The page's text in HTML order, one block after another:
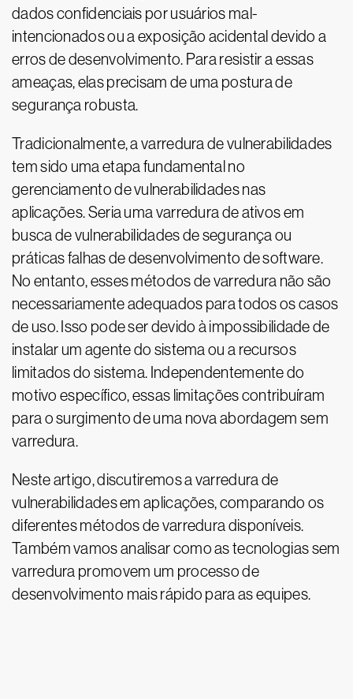
dados confidenciais por usuários mal-
intencionados ou a exposição acidental devido a
erros de desenvolvimento. Para resistir a essas
ameaças, elas precisam de uma postura de
segurança robusta.
Tradicionalmente, a varredura de vulnerabilidades
tem sido uma etapa fundamental no
gerenciamento de vulnerabilidades nas
aplicações. Seria uma varredura de ativos em
busca de vulnerabilidades de segurança ou
práticas falhas de desenvolvimento de software.
No entanto, esses métodos de varredura não são
necessariamente adequados para todos os casos
de uso. Isso pode ser devido à impossibilidade de
instalar um agente do sistema ou a recursos
limitados do sistema. Independentemente do
motivo específico, essas limitações contribuíram
para o surgimento de uma nova abordagem sem
varredura.
Neste artigo, discutiremos a varredura de
vulnerabilidades em aplicações, comparando os
diferentes métodos de varredura disponíveis.
Também vamos analisar como as tecnologias sem
varredura promovem um processo de
desenvolvimento mais rápido para as equipes.